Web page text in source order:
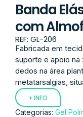
Banda
com
REF: GL-206
Fabricada em
suporte e apoio na
dedos na área
metatarsalgias,
+ INFO
Categorias: Gel